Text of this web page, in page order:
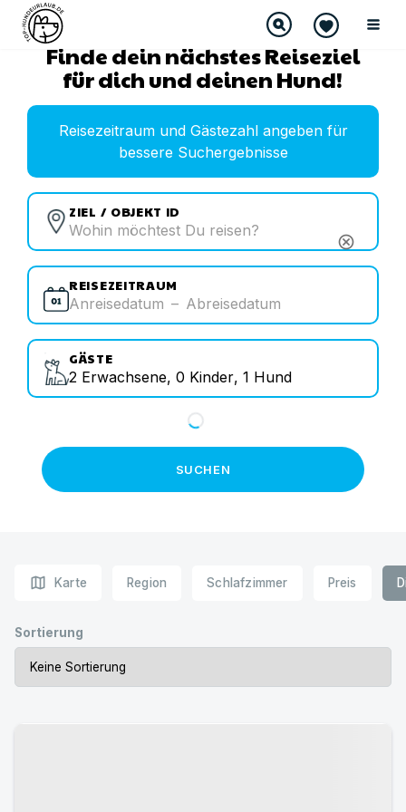
Finde dein nächstes Reiseziel
für dich und deinen Hund!
Reisezeitraum und Gästezahl angeben für
bessere Suchergebnisse
ZIEL / OBJEKT ID
cancel
REISEZEITRAUM
Anreisedatum – Abreisedatum
GÄSTE
2 Erwachsene, 0 Kinder, 1 Hund
SUCHEN
map Karte Region Schlafzimmer Preis
Sortierung